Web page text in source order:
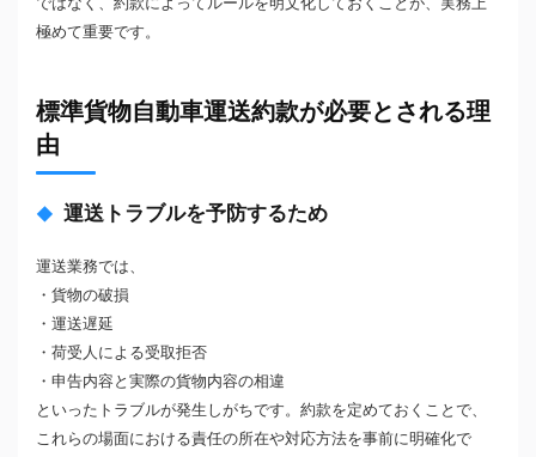
極めて重要です。
標準貨物自動車運送約款が必要とされる理
由
運送トラブルを予防するため
運送業務では、
・貨物の破損
・運送遅延
・荷受人による受取拒否
・申告内容と実際の貨物内容の相違
といったトラブルが発生しがちです。約款を定めておくことで、
これらの場面における責任の所在や対応方法を事前に明確化で